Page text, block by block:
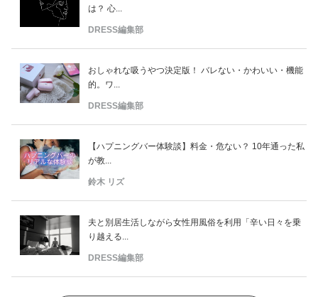
は？ 心...
DRESS編集部
おしゃれな吸うやつ決定版！ バレない・かわいい・機能
的。ワ...
DRESS編集部
【ハプニングバー体験談】料金・危ない？ 10年通った私
が教...
鈴木 リズ
夫と別居生活しながら女性用風俗を利用「辛い日々を乗
り越える...
DRESS編集部